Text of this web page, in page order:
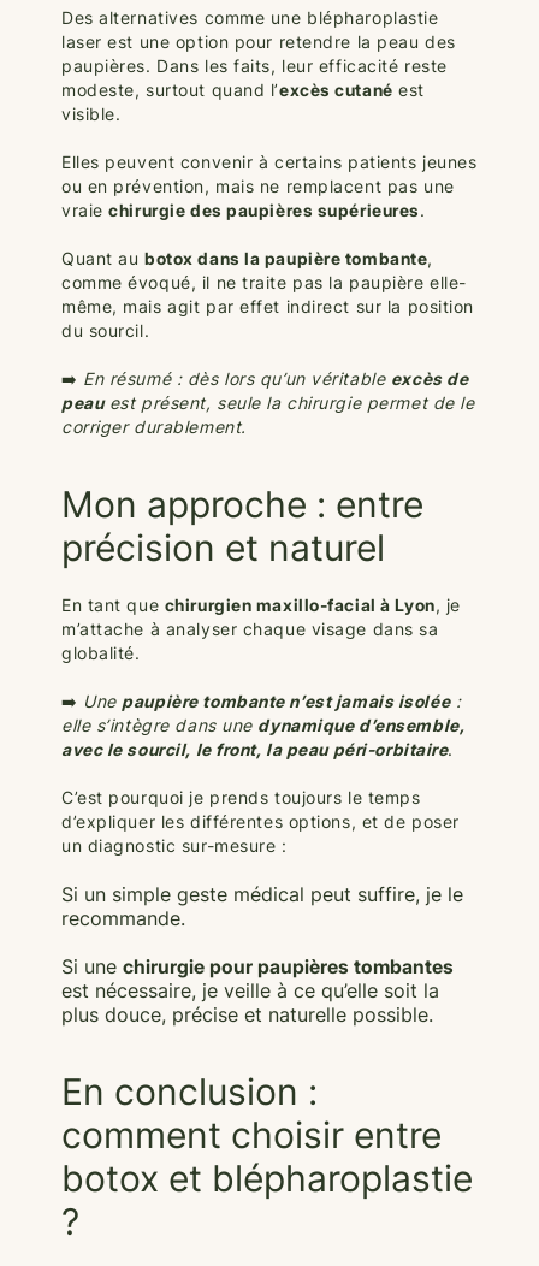
Des alternatives comme une blépharoplastie
laser est une option pour retendre la peau des
paupières. Dans les faits, leur efficacité reste
modeste, surtout quand l’excès cutané est
visible.
Elles peuvent convenir à certains patients jeunes
ou en prévention, mais ne remplacent pas une
vraiechirurgie des paupières supérieures.
Quant aubotox dans la paupière tombante,
comme évoqué, il ne traite pas la paupière elle-
même, mais agit par effet indirect sur la position
du sourcil.
➡️ En résumé : dès lors qu’un véritable excès de
peauest présent, seule la chirurgie permet de le
corriger durablement.
Mon approche : entre
précision et naturel
En tant que chirurgien maxillo-facial à Lyon, je
m’attache à analyser chaque visage dans sa
globalité.
➡️ Une paupière tombanten’est jamais isolée:
elle s’intègre dans une dynamique d’ensemble,
avec le sourcil, le front, la peau péri-orbitaire.
C’est pourquoi je prends toujours le temps
d’expliquer les différentes options, et de poser
un diagnostic sur-mesure :
Si un simple geste médical peut suffire, je le
recommande.
Si une chirurgie pour paupières tombantes
est nécessaire, je veille à ce qu’elle soit la
plus douce, précise et naturelle possible.
En conclusion :
comment choisir entre
botox et blépharoplastie
?